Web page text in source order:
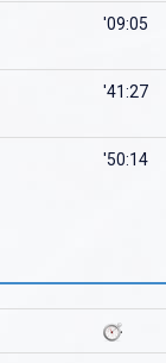
'09:05
'41:27
'50:14